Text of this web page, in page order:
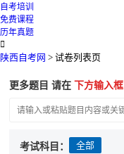
自考培训
免费课程
历年真题

陕西自考网 > 试卷列表页
更多题目 请在 下方输入框
考试科目： 全部